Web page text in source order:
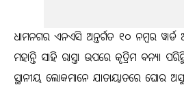
ଧାମନଗର ଏନଏସି ଅନ୍ତର୍ଗତ ୧୦ ନମ୍ବର
ମହାନ୍ତି ସାହି ରାସ୍ତା ଉପରେ କୃତ୍ରିମ ବନ୍ୟା
ସ୍ଥାନୀୟ ଲୋକମାନେ ଯାତାୟାତରେ ଘୋର